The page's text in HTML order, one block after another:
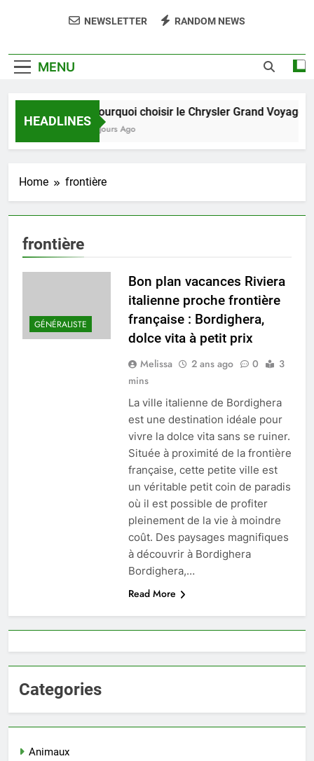
NEWSLETTER RANDOM NEWS
MENU
HEADLINES
Pourquoi choisir le Chrysler Grand
6 Jours Ago
Home frontière
frontière
GÉNÉRALISTE
Bon plan vacances Riviera
italienne proche frontière
française : Bordighera,
dolce vita à petit prix
Melissa 2 ans ago 0
3
mins
La ville italienne de Bordighera
est une destination idéale pour
vivre la dolce vita sans se ruiner.
Située à proximité de la frontière
française, cette petite ville est
un véritable petit coin de paradis
où il est possible de profiter
pleinement de la vie à moindre
coût. Des paysages magnifiques
à découvrir à Bordighera
Bordighera,…
Read More
Categories
Animaux